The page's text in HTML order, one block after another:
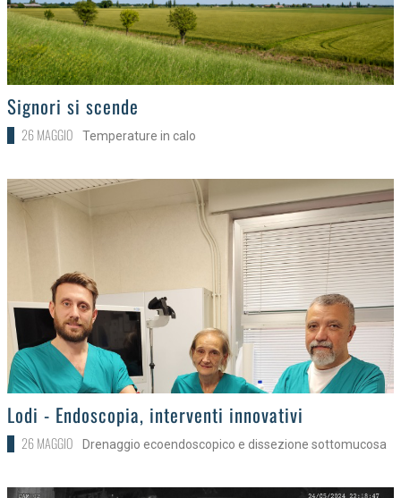
>
Signori si scende
26 MAGGIO Temperature in calo
>Lodi - Endoscopia, interventi innovativi
26 MAGGIO Drenaggio ecoendoscopico e dissezione sottomucosa